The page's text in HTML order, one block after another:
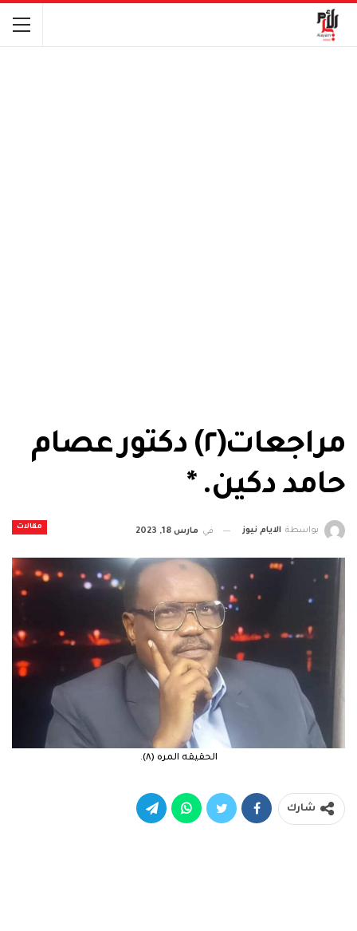
مراجعات(٢) دكتور عصام
حامد دكين. *
مقالات بواسطة الايام نيوز في مارس 18, 2023
الحقيقه المره (٨).
شارك